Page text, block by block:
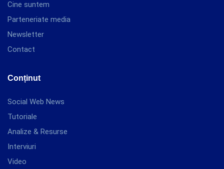
Cine suntem
Parteneriate media
Newsletter
Contact
Conținut
Social Web News
Tutoriale
Analize & Resurse
Interviuri
Video